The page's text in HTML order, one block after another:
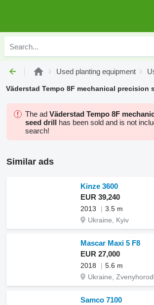
Used planting equipment
Väderstad Tempo 8F mechanical precision
The ad Väderstad Tempo 8F
seed drill has been sold and is not
search!
Similar ads
Kinze 3600
EUR 39,240
2013
3.5 m
Ukraine, Kyiv
Mascar Maxi 5 F8
EUR 27,000
2018
5.6 m
Ukraine,
Samco 7100